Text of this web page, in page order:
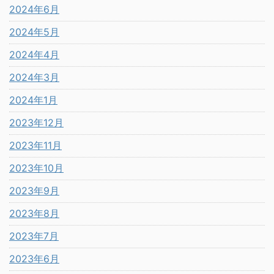
2024年6月
2024年5月
2024年4月
2024年3月
2024年1月
2023年12月
2023年11月
2023年10月
2023年9月
2023年8月
2023年7月
2023年6月